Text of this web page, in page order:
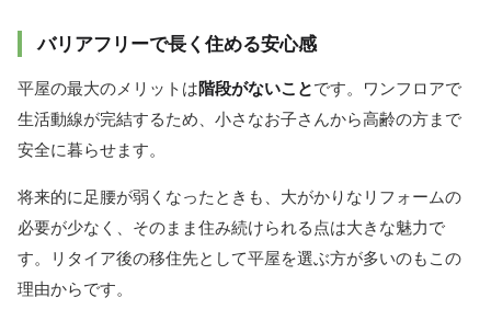
バリアフリーで長く住める安心感
平屋の最大のメリットは階段がないことです。ワンフロアで
生活動線が完結するため、小さなお子さんから高齢の方まで
安全に暮らせます。
将来的に足腰が弱くなったときも、大がかりなリフォームの
必要が少なく、そのまま住み続けられる点は大きな魅力で
す。リタイア後の移住先として平屋を選ぶ方が多いのもこの
理由からです。